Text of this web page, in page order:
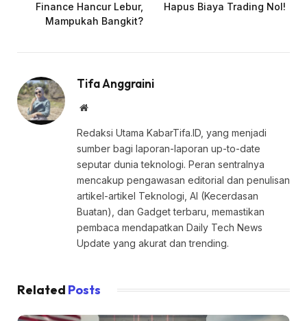
Finance Hancur Lebur,
Mampukah Bangkit?
Hapus Biaya Trading Nol!
Tifa Anggraini
Website
Redaksi Utama KabarTifa.ID, yang menjadi
sumber bagi laporan-laporan up-to-date
seputar dunia teknologi. Peran sentralnya
mencakup pengawasan editorial dan penulisan
artikel-artikel Teknologi, AI (Kecerdasan
Buatan), dan Gadget terbaru, memastikan
pembaca mendapatkan Daily Tech News
Update yang akurat dan trending.
Related Posts